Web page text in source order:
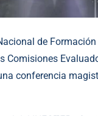
de
Comisiones
conferencia